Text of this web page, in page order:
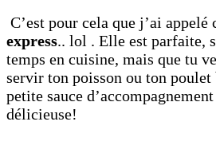
C’est pour cela que j’ai appelé
express.. lol . Elle est parfaite,
temps en cuisine, mais que tu
servir ton poisson ou ton poulet
petite sauce
délicieuse!